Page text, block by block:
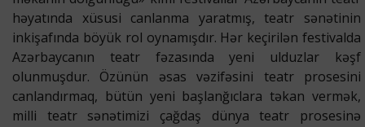
həyatında xüsusi canlanma yaratmış, teatr sənətinin
inkişafında böyük rol oynamışdır. Hər keçirilən festivalda
Azərbaycanın teatr fəzasında yeni ulduzlar kəşf
olunmuşdur. Özünün əsas vəzifəsini teatr prosesini
canlandırmaq, bütün yeni başlanğıclara təkan vermək,
milli teatr sənətimizi çağdaş dünya teatr prosesinə